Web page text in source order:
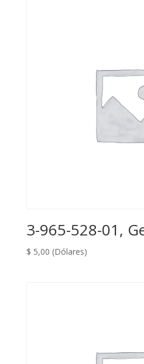
3-965-528-01,
$ 5,00 (Dólares)